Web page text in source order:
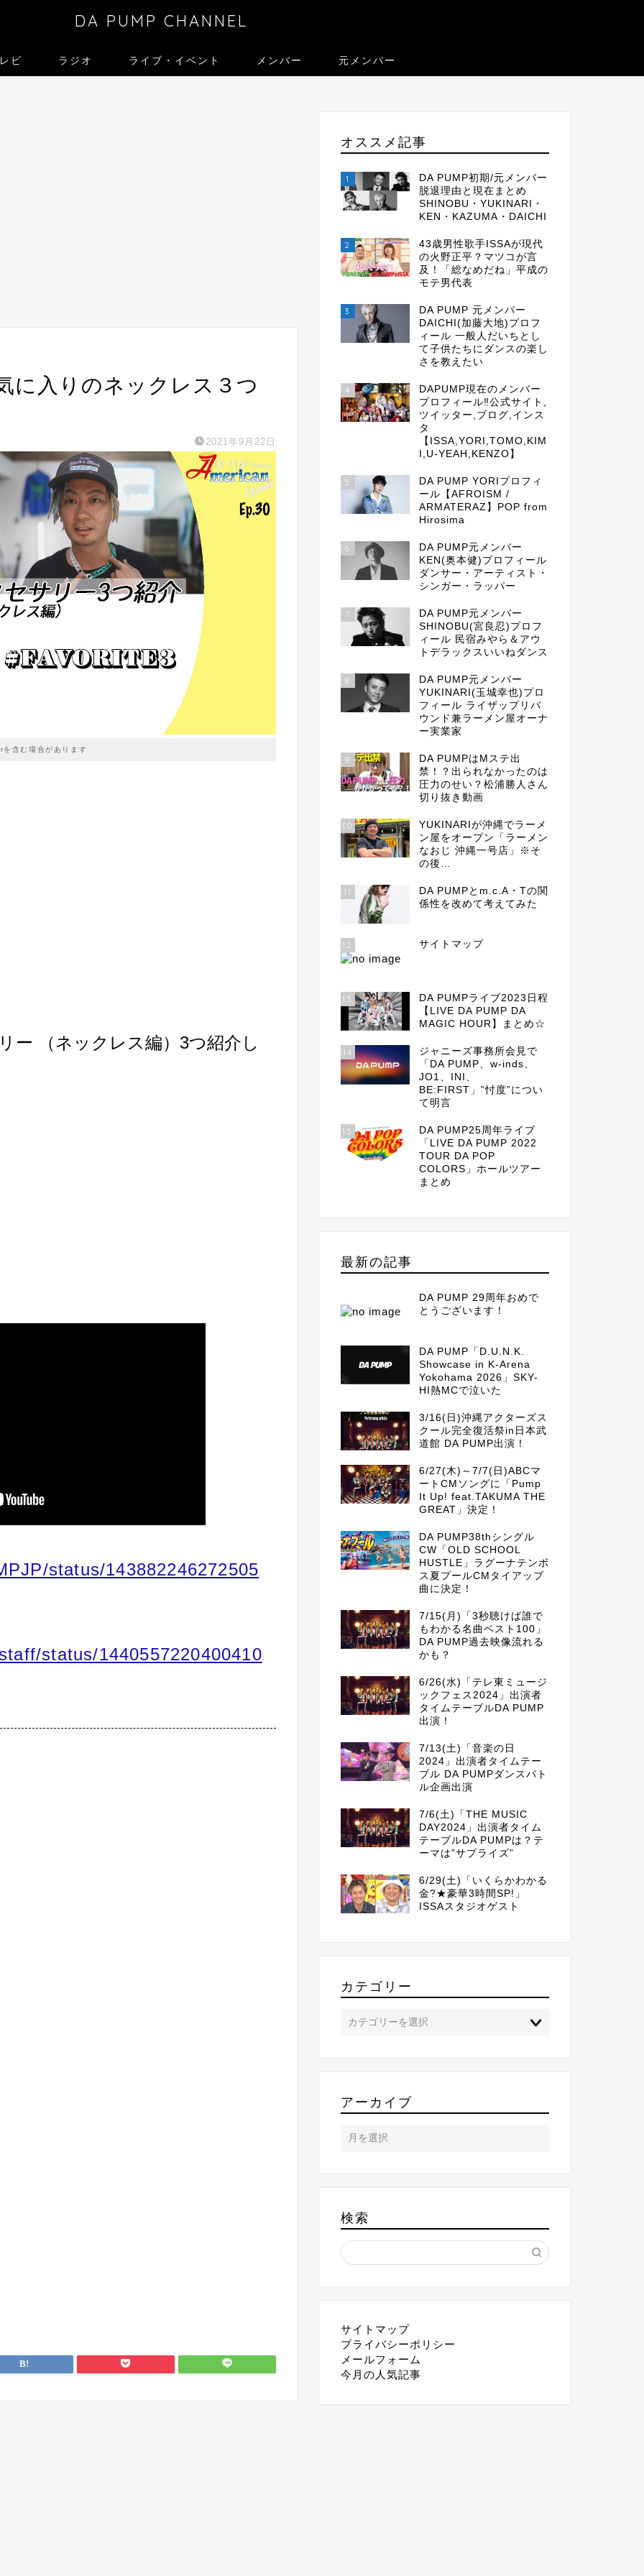
DA PUMP CHANNEL
ビ ラジオ ライブ・イベント メンバー 元メンバー
に入りのネックレス３つ
2021年9月22日
を含む場合があります
ー （ネックレス編）3つ紹介し
status/143882246272505
status/1440557220400410
オススメ記事
1
DA PUMP初期/元メンバー
脱退理由と現在まとめ
SHINOBU・YUKINARI・
KEN・KAZUMA・DAICHI
2
43歳男性歌手ISSAが現代
の火野正平？マツコが言
及！「総なめだね」平成の
モテ男代表
3
DA PUMP 元メンバー
DAICHI(加藤大地)プロフ
ィール 一般人だいちとし
て子供たちにダンスの楽し
さを教えたい
4
DAPUMP現在のメンバー
プロフィール‼公式サイト,
ツイッター,ブログ,インス
タ
【ISSA,YORI,TOMO,KIM
I,U-YEAH,KENZO】
5
DA PUMP YORIプロフィ
ール【AFROISM /
ARMATERAZ】POP from
Hirosima
6
DA PUMP元メンバー
KEN(奥本健)プロフィール
ダンサー・アーティスト・
シンガー・ラッパー
7
DA PUMP元メンバー
SHINOBU(宮良忍)プロフ
ィール 民宿みやら＆アウ
トデラックスいいねダンス
8
DA PUMP元メンバー
YUKINARI(玉城幸也)プロ
フィール ライザップリバ
ウンド兼ラーメン屋オーナ
ー実業家
9
DA PUMPはMステ出
禁！？出られなかったのは
圧力のせい？松浦勝人さん
切り抜き動画
10
YUKINARIが沖縄でラーメ
ン屋をオープン「ラーメン
なおじ 沖縄一号店」※そ
の後…
11
DA PUMPとm.c.A・Tの関
係性を改めて考えてみた
12 サイトマップ
13
DA PUMPライブ2023日程
【LIVE DA PUMP DA
MAGIC HOUR】まとめ☆
14
ジャニーズ事務所会見で
「DA PUMP、w-inds、
JO1、INI、
BE:FIRST」”忖度”につい
て明言
15
DA PUMP25周年ライブ
「LIVE DA PUMP 2022
TOUR DA POP
COLORS」ホールツアー
まとめ
最新の記事
DA PUMP 29周年おめで
とうございます！
DA PUMP「D.U.N.K.
Showcase in K-Arena
Yokohama 2026」SKY-
HI熱MCで泣いた
3/16(日)沖縄アクターズス
クール完全復活祭in日本武
道館 DA PUMP出演！
6/27(木)～7/7(日)ABCマ
ートCMソングに「Pump
It Up! feat.TAKUMA THE
GREAT」決定！
DA PUMP38thシングル
CW「OLD SCHOOL
HUSTLE」ラグーナテンボ
ス夏プールCMタイアップ
曲に決定！
7/15(月)「3秒聴けば誰で
もわかる名曲ベスト100」
DA PUMP過去映像流れる
かも？
6/26(水)「テレ東ミュージ
ックフェス2024」出演者
タイムテーブルDA PUMP
出演！
7/13(土)「音楽の日
2024」出演者タイムテー
ブル DA PUMPダンスバト
ル企画出演
7/6(土)「THE MUSIC
DAY2024」出演者タイム
テーブルDA PUMPは？テ
ーマは”サプライズ”
6/29(土)「いくらかわかる
金?★豪華3時間SP!」
ISSAスタジオゲスト
カテゴリー
アーカイブ
検索
サイトマップ
プライバシーポリシー
メールフォーム
今月の人気記事